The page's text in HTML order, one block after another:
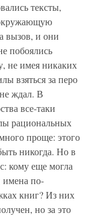
тексты,
вызов, и они
побоялись
не имея никаких
взяться за перо
ждал. В
все-таки
рациональных
проще: этого
никогда. Но в
кому еще могла
имена по-
книг? Из них
но за это